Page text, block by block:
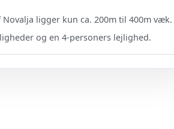
ligger kun ca. 200m til 400m væk.
og en 4-personers lejlighed.